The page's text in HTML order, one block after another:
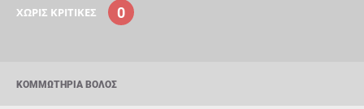
ΧΩΡΊΣ ΚΡΙΤΙΚΈΣ 0
ΚΟΜΜΩΤΉΡΙΑ ΒΌΛΟΣ